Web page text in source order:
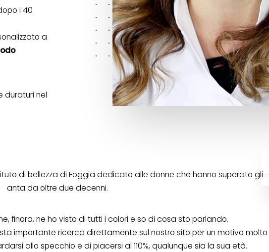
i 40
a
duraturi nel
di bellezza di Foggia dedicato alle donne che hanno superato gli -
anta da oltre due decenni.
finora, ne ho visto di tutti i colori e so di cosa sto parlando.
importante ricerca direttamente sul nostro sito per un motivo molto
allo specchio e di piacersi al 110%, qualunque sia la sua età.